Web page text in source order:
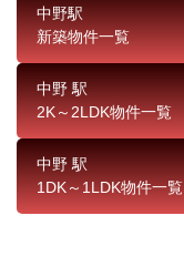
中野駅
新築物件一覧
中野 駅
2K～2LDK物件一覧
中野 駅
1DK～1LDK物件一覧